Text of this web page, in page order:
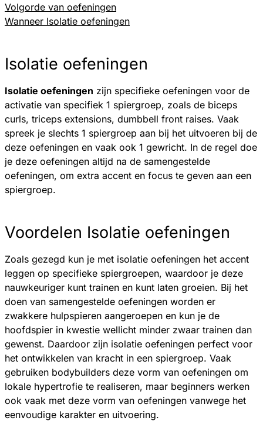
Volgorde van oefeningen
Wanneer Isolatie oefeningen
Isolatie oefeningen
Isolatie oefeningen zijn specifieke oefeningen voor de
activatie van specifiek 1 spiergroep, zoals de biceps
curls, triceps extensions, dumbbell front raises. Vaak
spreek je slechts 1 spiergroep aan bij het uitvoeren bij de
deze oefeningen en vaak ook 1 gewricht. In de regel doe
je deze oefeningen altijd na de samengestelde
oefeningen, om extra accent en focus te geven aan een
spiergroep.
Voordelen Isolatie oefeningen
Zoals gezegd kun je met isolatie oefeningen het accent
leggen op specifieke spiergroepen, waardoor je deze
nauwkeuriger kunt trainen en kunt laten groeien. Bij het
doen van samengestelde oefeningen worden er
zwakkere hulpspieren aangeroepen en kun je de
hoofdspier in kwestie wellicht minder zwaar trainen dan
gewenst. Daardoor zijn isolatie oefeningen perfect voor
het ontwikkelen van kracht in een spiergroep. Vaak
gebruiken bodybuilders deze vorm van oefeningen om
lokale hypertrofie te realiseren, maar beginners werken
ook vaak met deze vorm van oefeningen vanwege het
eenvoudige karakter en uitvoering.